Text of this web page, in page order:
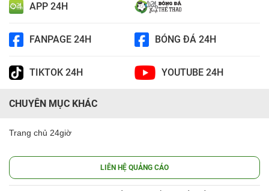
APP 24H
FANPAGE 24H BÓNG ĐÁ 24H
TIKTOK 24H YOUTUBE 24H
CHUYÊN MỤC KHÁC
Trang chủ 24giờ
LIÊN HỆ QUẢNG CÁO